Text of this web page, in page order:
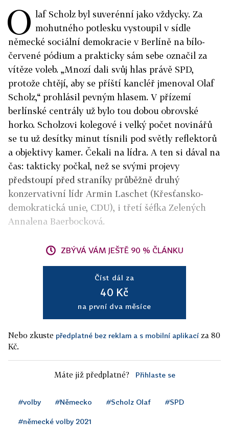
O laf Scholz byl suverénní jako vždycky. Za
mohutného potlesku vystoupil v sídle
německé sociální demokracie v Berlíně na bílo-
červené pódium a prakticky sám sebe označil za
vítěze voleb. „Mnozí dali svůj hlas právě SPD,
protože chtějí, aby se příští kancléř jmenoval Olaf
Scholz,“ prohlásil pevným hlasem. V přízemí
berlínské centrály už bylo tou dobou obrovské
horko. Scholzovi kolegové i velký počet novinářů
se tu už desítky minut tísnili pod světly reflektorů
a objektivy kamer. Čekali na lídra. A ten si dával na
čas: takticky počkal, než se svými projevy
předstoupí před straníky průběžně druhý
konzervativní lídr Armin Laschet (Křesťansko-
demokratická unie, CDU), i třetí šéfka Zelených
Annalena Baerbocková.
ZBÝVÁ VÁM JEŠTĚ 90 % ČLÁNKU
Číst dál za
40 Kč
na první dva měsíce
Nebo zkuste předplatné bez reklam a s mobilní aplikací za 80
Kč.
Máte již předplatné? Přihlaste se
#volby #Německo #Scholz Olaf #SPD
#německé volby 2021